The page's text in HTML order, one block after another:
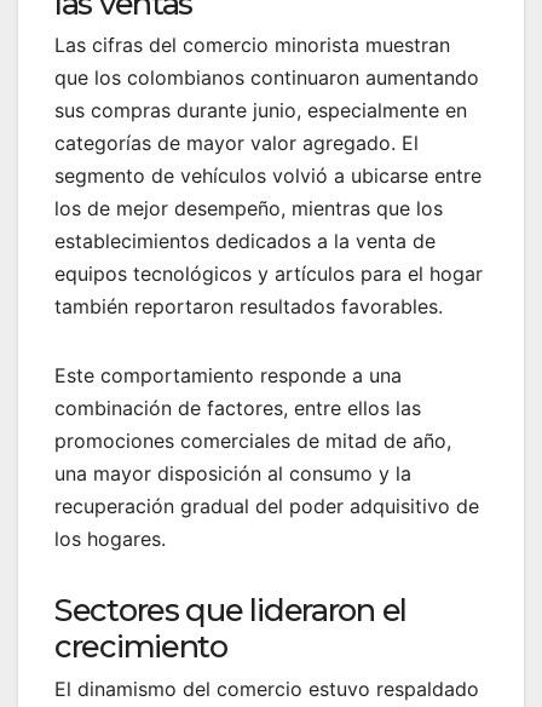
Las cifras del comercio minorista muestran
que los colombianos continuaron aumentando
sus compras durante junio, especialmente en
categorías de mayor valor agregado. El
segmento de vehículos volvió a ubicarse entre
los de mejor desempeño, mientras que los
establecimientos dedicados a la venta de
equipos tecnológicos y artículos para el hogar
también reportaron resultados favorables.
Este comportamiento responde a una
combinación de factores, entre ellos las
promociones comerciales de mitad de año,
una mayor disposición al consumo y la
recuperación gradual del poder adquisitivo de
los hogares.
Sectores que lideraron el
crecimiento
El dinamismo del comercio estuvo respaldado